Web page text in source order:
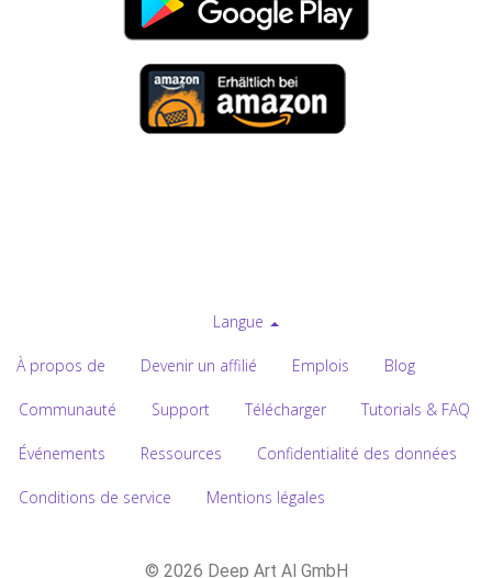
Langue
À propos de Devenir un affilié Emplois Blog
Communauté Support Télécharger Tutorials & FAQ
Événements Ressources Confidentialité des données
Conditions de service Mentions légales
© 2026 Deep Art AI GmbH